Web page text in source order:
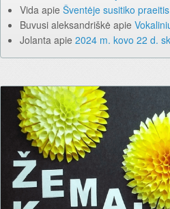
Vida apie Šventėje susitiko
Buvusi aleksandriškė apie
Jolanta apie 2024 m. kovo 22 d.